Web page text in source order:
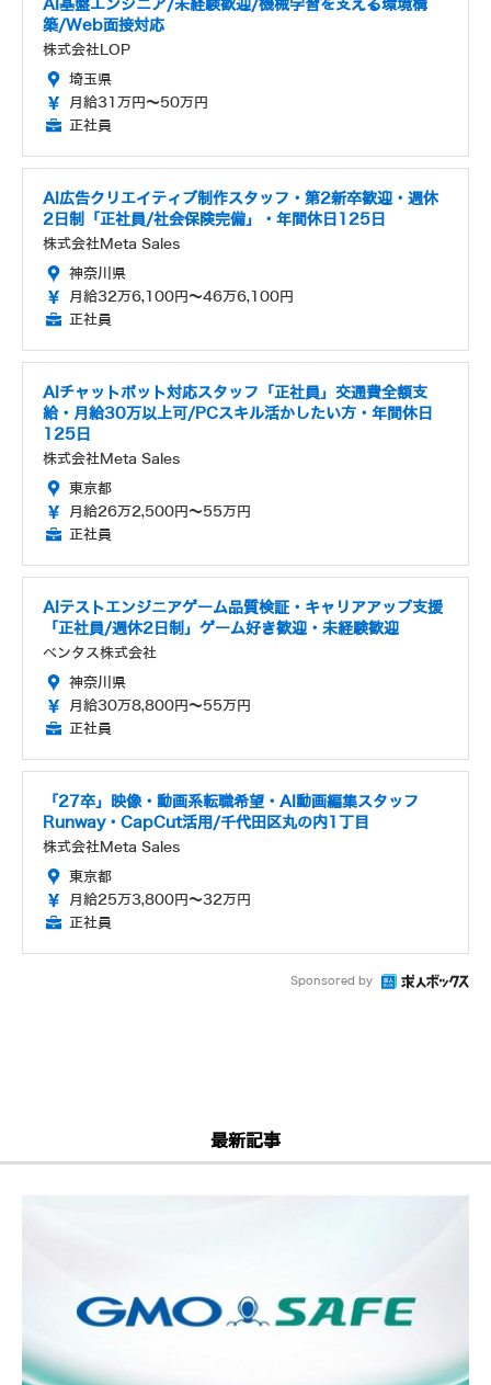
AI基盤エンジニア/未経験歓迎/機械学習を支える環境構
築/Web面接対応
株式会社LOP
埼玉県
月給31万円～50万円
正社員
AI広告クリエイティブ制作スタッフ・第2新卒歓迎・週休
2日制「正社員/社会保険完備」・年間休日125日
株式会社Meta Sales
神奈川県
月給32万6,100円～46万6,100円
正社員
AIチャットボット対応スタッフ「正社員」交通費全額支
給・月給30万以上可/PCスキル活かしたい方・年間休日
125日
株式会社Meta Sales
東京都
月給26万2,500円～55万円
正社員
AIテストエンジニアゲーム品質検証・キャリアアップ支援
「正社員/週休2日制」ゲーム好き歓迎・未経験歓迎
ベンタス株式会社
神奈川県
月給30万8,800円～55万円
正社員
「27卒」映像・動画系転職希望・AI動画編集スタッフ
Runway・CapCut活用/千代田区丸の内1丁目
株式会社Meta Sales
東京都
月給25万3,800円～32万円
正社員
Sponsored by
最新記事